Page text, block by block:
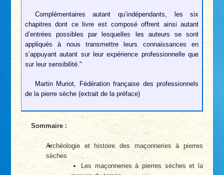
Complémentaires autant qu’indépendants, les six
chapitres dont ce livre est composé offrent ainsi autant
d’entrées possibles par lesquelles les auteurs se sont
appliqués à nous transmettre leurs connaissances en
s’appuyant autant sur leur expérience professionnelle que
sur leur sensibilité."
Martin Muriot, Fédération française des professionnels
de la pierre sèche (extrait de la préface)
Sommaire :
Archéologie et histoire des maçonneries à pierres
sèches
Les maçonneries à pierres sèches et la